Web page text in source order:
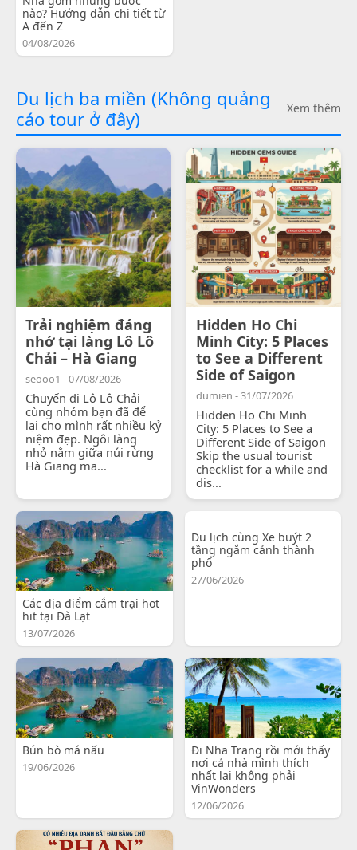
nào? Hướng dẫn chi tiết từ
A đến Z
04/08/2026
Du lịch ba miền (Không quảng
cáo tour ở đây)
Xem thêm
Trải nghiệm đáng
nhớ tại làng Lô Lô
Chải – Hà Giang
seooo1 - 07/08/2026
Chuyến đi Lô Lô Chải
cùng nhóm bạn đã để
lại cho mình rất nhiều kỷ
niệm đẹp. Ngôi làng
nhỏ nằm giữa núi rừng
Hà Giang ma...
Hidden Ho Chi
Minh City: 5 Places
to See a Different
Side of Saigon
dumien - 31/07/2026
Hidden Ho Chi Minh
City: 5 Places to See a
Different Side of Saigon
Skip the usual tourist
checklist for a while and
dis...
Các địa điểm cắm trại hot
hit tại Đà Lạt
13/07/2026
Du lịch cùng Xe buýt 2
tầng ngắm cảnh thành
phố
27/06/2026
Bún bò má nấu
19/06/2026
Đi Nha Trang rồi mới thấy
nơi cả nhà mình thích
nhất lại không phải
VinWonders
12/06/2026